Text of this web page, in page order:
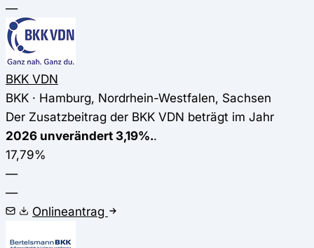
—
BKK VDN
BKK · Hamburg, Nordrhein-Westfalen, Sachsen
Der Zusatzbeitrag der BKK VDN beträgt im Jahr
2026 unverändert 3,19%..
17,79%
—
—
Onlineantrag